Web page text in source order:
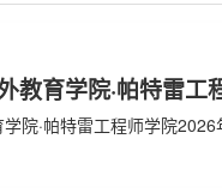
教育学院·帕特雷